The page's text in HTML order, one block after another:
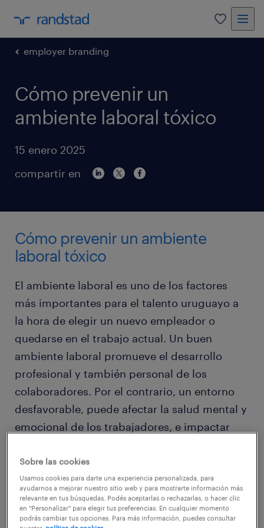
0
employer branding
Cómo prevenir un
ambiente laboral tóxico
15 enero 2025
compartir en
Cómo prevenir un ambiente
laboral tóxico
El ambiente laboral es uno de los factores
más importantes para el talento uruguayo a
la hora de elegir un nuevo empleador o
quedarse en el trabajo actual. Un buen
ambiente laboral promueve el desarrollo
profesional y también personal de los
colaboradores. Por el contrario, un entorno
desfavorable, puede afectar la salud mental y
emocional de los trabajadores, e impactar
importante identificar elementos “tóxicos”
que estén afectando el ambiente laboral.
¿A qué nos referimos cuando hablamos de
Sobre las cookies
Usamos cookies para darte una experiencia personalizada, para
ayudarnos a mejorar nuestro sitio web y para mostrarte información más
relevante en tus búsquedas. Podés aceptarlas o rechazarlas, o hacer clic
en "Personalizar" para elegir tus preferencias. En cualquier momento
podrás cambiar tus opciones. Para más información, puedes consultar